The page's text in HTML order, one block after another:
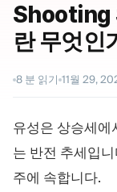
Shooting
란 무엇인
8 분 읽기 11월 29,
유성은 상승세에
는 반전 추세입
주에 속합니다.
턴키 솔루션
Forex / CFD